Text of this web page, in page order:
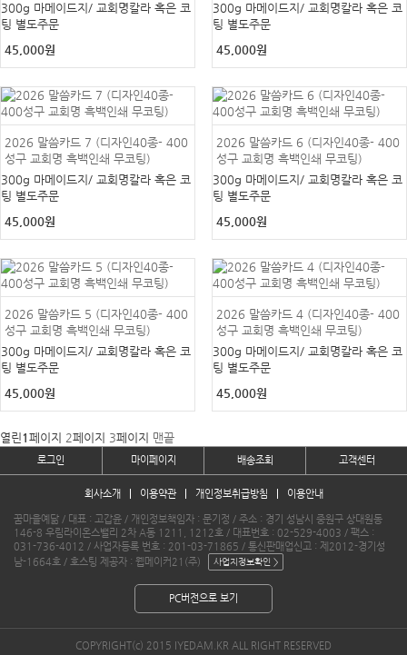
300g 마메이드지/ 교회명칼라 혹은 코
팅 별도주문
45,000원
300g 마메이드지/ 교회명칼라 혹은 코
팅 별도주문
45,000원
2026 말씀카드 7 (디자인40종- 400
성구 교회명 흑백인쇄 무코팅)
300g 마메이드지/ 교회명칼라 혹은 코
팅 별도주문
45,000원
2026 말씀카드 6 (디자인40종- 400
성구 교회명 흑백인쇄 무코팅)
300g 마메이드지/ 교회명칼라 혹은 코
팅 별도주문
45,000원
2026 말씀카드 5 (디자인40종- 400
성구 교회명 흑백인쇄 무코팅)
300g 마메이드지/ 교회명칼라 혹은 코
팅 별도주문
45,000원
2026 말씀카드 4 (디자인40종- 400
성구 교회명 흑백인쇄 무코팅)
300g 마메이드지/ 교회명칼라 혹은 코
팅 별도주문
45,000원
열린1 페이지 2페이지 3페이지 맨끝
로그인 마이페이지 배송조회 고객센터
회사소개 이용약관 개인정보취급방침 이용안내
꿈마을예닮 / 대표 : 고갑윤 / 개인정보책임자 : 문기정 / 주소 : 경기 성남시 중원구 상대원동
146-8 우림라이온스밸리 2차 A동 1211, 1212호 / 대표번호 : 02-529-4003 / 팩스 :
031-736-4012 / 사업자등록 번호 : 201-03-71865 / 통신판매업신고 : 제2012-경기성
남-1664호 / 호스팅 제공자 : 웹메이커21(주)
PC버전으로 보기
COPYRIGHT(c) 2015 IYEDAM.KR ALL RIGHT RESERVED